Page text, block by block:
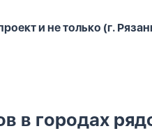
и не только (г.
в городах